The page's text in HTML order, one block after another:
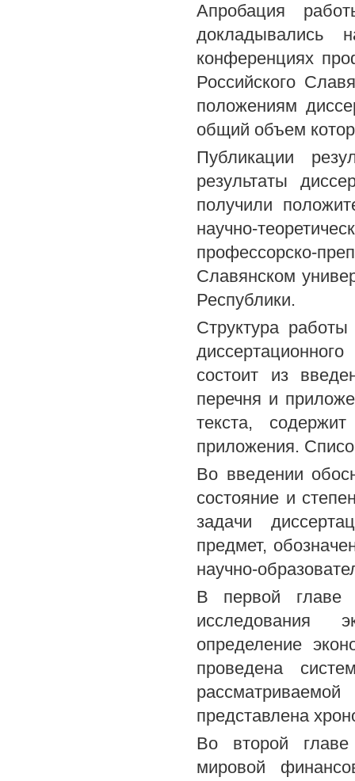
Апробация
докладывались
конференциях
Российского
положениям
общий объем
Публикации
результаты
получили
научно-
профессорско-
Славянском
Республики.
Структура
состоит из
перечня и
текста,
приложения.
Во введении
состояние и
задачи
предмет,
научно-
В первой главе
исследования
определение
проведена
представлена
Во второй главе
мировой